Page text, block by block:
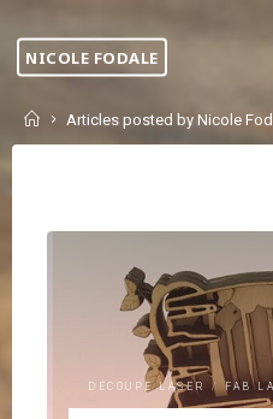
content
NICOLE FODALE
HomeArticles posted by Nicole
DÉCOUPE LASER / FAB